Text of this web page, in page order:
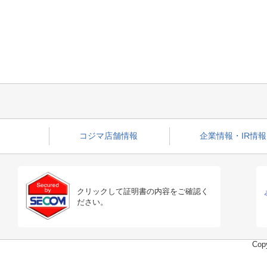
コジマ店舗情報 企業情報・IR情報
クリックして証明書の内容をご確認く
ださい。